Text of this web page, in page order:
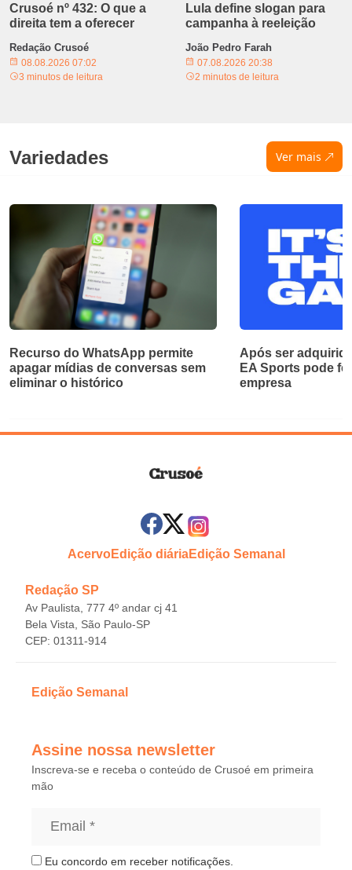
Crusoé nº 432: O que a
direita tem a oferecer
Redação Crusoé
08.08.2026 07:02
3 minutos de leitura
Lula define slogan para
campanha à reeleição
João Pedro Farah
07.08.2026 20:38
2 minutos de leitura
Variedades Ver mais
Recurso do WhatsApp permite
apagar mídias de conversas sem
eliminar o histórico
Após ser
EA Sports pode
empresa
AcervoEdição diáriaEdição Semanal
Redação SP
Av Paulista, 777 4º andar cj 41
Bela Vista, São Paulo-SP
CEP: 01311-914
Edição Semanal
Assine nossa newsletter
Inscreva-se e receba o conteúdo de Crusoé em primeira
mão
Eu concordo em receber notificações.